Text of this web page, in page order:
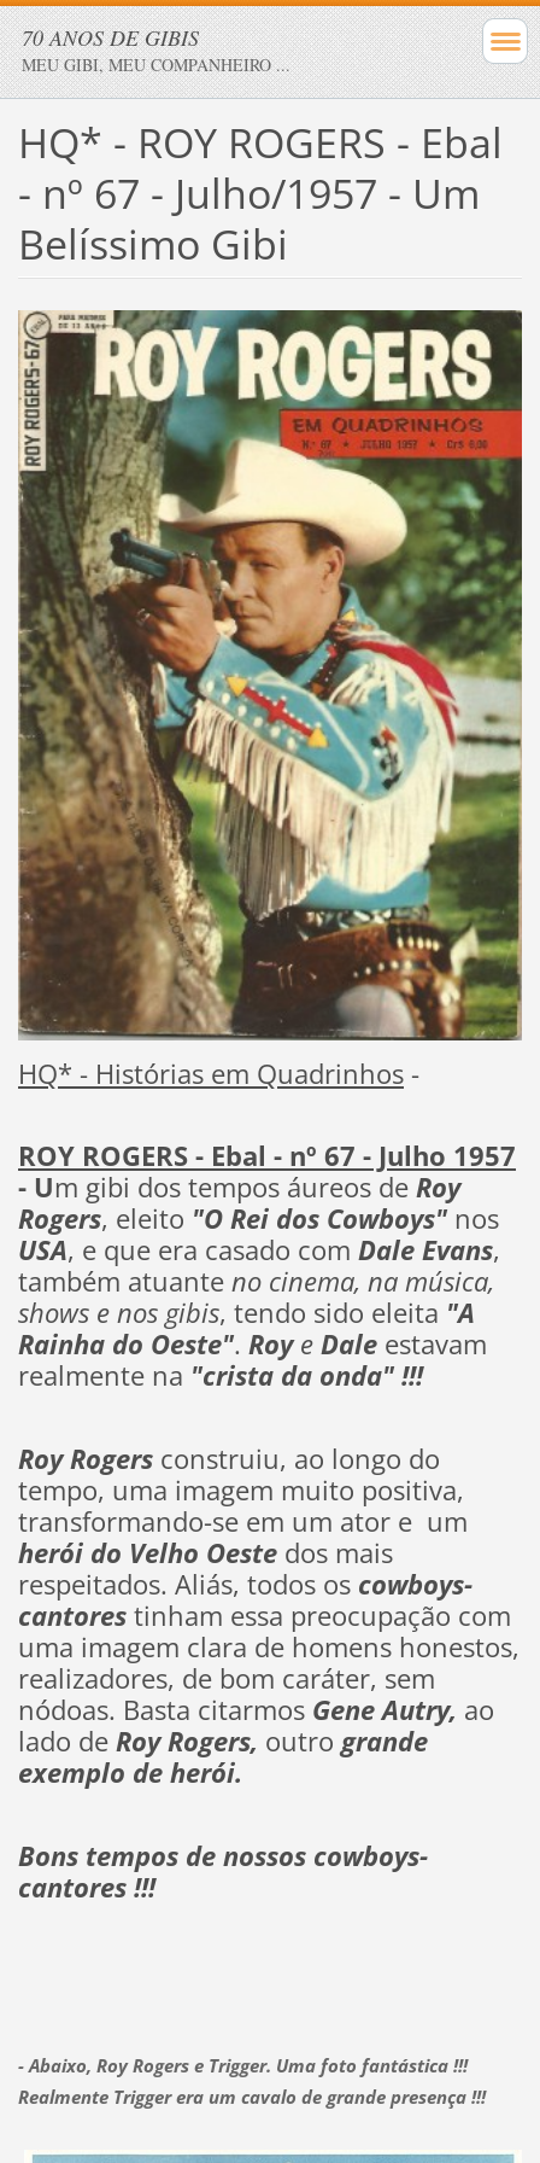
70 ANOS DE GIBIS
MEU GIBI, MEU COMPANHEIRO ...
HQ* - ROY ROGERS - Ebal
- nº 67 - Julho/1957 - Um
Belíssimo Gibi
HQ* - Histórias em Quadrinhos-
ROY ROGERS - Ebal - nº 67 - Julho 1957
- Um gibi dos tempos áureos deRoy
Rogers, eleito "O Rei dos Cowboys"nos
USA, e que era casado com Dale Evans,
também atuanteno cinema, na música,
shows e nos gibis, tendo sido eleita "A
Rainha do Oeste". RoyeDaleestavam
realmente na "crista da onda" !!!
Roy Rogers construiu, ao longo do
tempo, uma imagem muito positiva,
transformando-se em um ator e um
herói do Velho Oeste dos mais
respeitados. Aliás, todos os cowboys-
cantorestinham essa preocupação com
uma imagem clara de homens honestos,
realizadores, de bom caráter, sem
nódoas. Basta citarmos Gene Autry, ao
lado deRoy Rogers, outrogrande
exemplo de herói.
Bons tempos de nossos cowboys-
cantores !!!
- Abaixo, Roy Rogers e Trigger. Uma foto fantástica !!!
Realmente Trigger era um cavalo de grande presença !!!